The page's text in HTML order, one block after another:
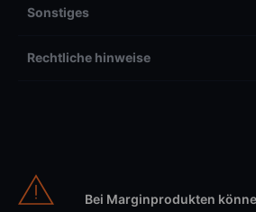
Sonstiges
Rechtliche hinweise
Bei Marginprodukten